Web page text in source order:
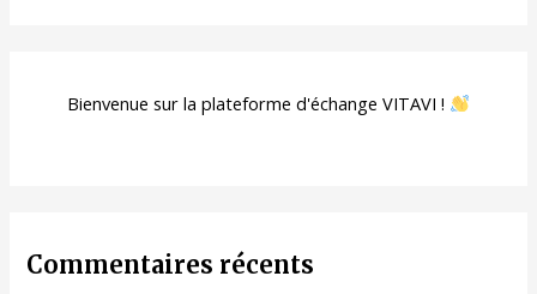
Bienvenue sur la plateforme d'échange VITAVI !
Commentaires récents